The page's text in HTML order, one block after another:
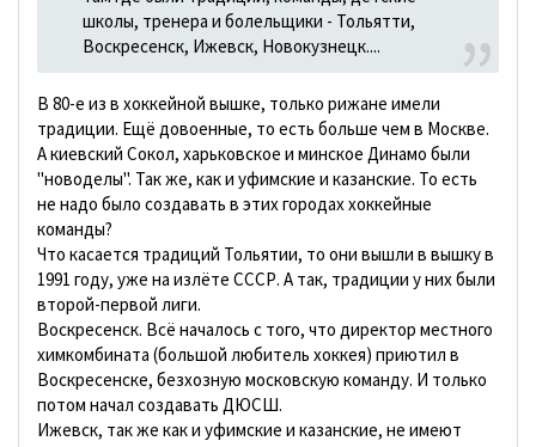
школы, тренера и болельщики - Тольятти,
Воскресенск, Ижевск, Новокузнецк....
В 80-е из в хоккейной вышке, только рижане имели
традиции. Ещё довоенные, то есть больше чем в Москве.
А киевский Сокол, харьковское и минское Динамо были
"новоделы". Так же, как и уфимские и казанские. То есть
не надо было создавать в этих городах хоккейные
команды?
Что касается традиций Тольятии, то они вышли в вышку в
1991 году, уже на излёте СССР. А так, традиции у них были
второй-первой лиги.
Воскресенск. Всё началось с того, что директор местного
химкомбината (большой любитель хоккея) приютил в
Воскресенске, безхозную московскую команду. И только
потом начал создавать ДЮСШ.
Ижевск, так же как и уфимские и казанские, не имеют